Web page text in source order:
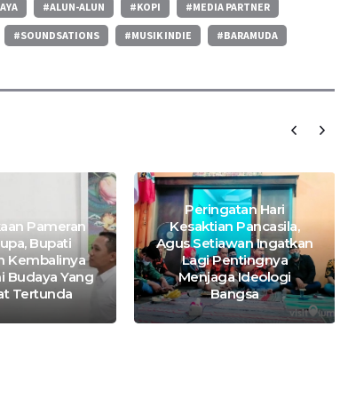
#ALUN-ALUN #KOPI #MEDIA PARTNER
#SOUNDSATIONS #MUSIK INDIE #BARAMUDA
Pameran
Bupati
Kembalinya
Budaya Yang
Tertunda
Peringatan Hari
Kesaktian Pancasila,
Agus Setiawan Ingatkan
Lagi Pentingnya
Menjaga Ideologi
Bangsa